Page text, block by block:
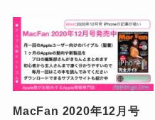
MacFan 2020年12月号